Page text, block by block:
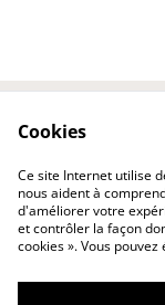
Cookies
Ce site Internet utilise
nous aident à
d'améliorer votre
et contrôler la façon
cookies ». Vous